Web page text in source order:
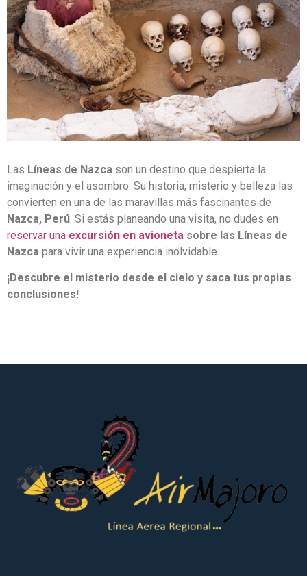
Las Líneas de Nazca son un destino que despierta la
imaginación y el asombro. Su historia, misterio y belleza las
convierten en una de las maravillas más fascinantes de
Nazca, Perú . Si estás planeando una visita, no dudes en
reservar una excursión en avioneta sobre las Líneas de
Nazca para vivir una experiencia inolvidable.
¡Descubre el misterio desde el cielo y saca tus propias
conclusiones!